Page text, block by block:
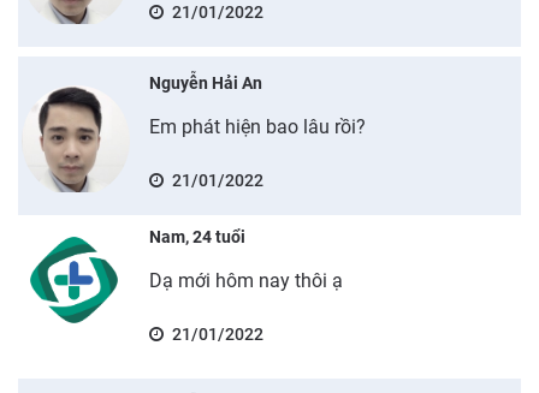
21/01/2022
Nguyễn Hải An
Em phát hiện bao lâu rồi?
21/01/2022
Nam, 24 tuổi
Dạ mới hôm nay thôi ạ
21/01/2022